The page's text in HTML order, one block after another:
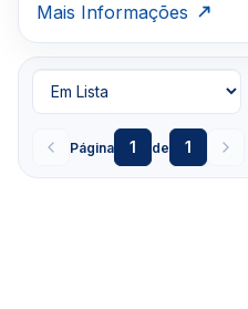
Mais Informações
Página 1 de 1